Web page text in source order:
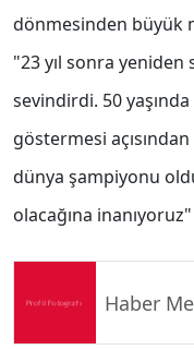
dönmesinden büyük
"23 yıl sonra yeniden
sevindirdi. 50
göstermesi
dünya şampiyonu
olacağına
Haber